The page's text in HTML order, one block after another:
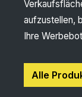
aufzustellen,
Ihre
Alle